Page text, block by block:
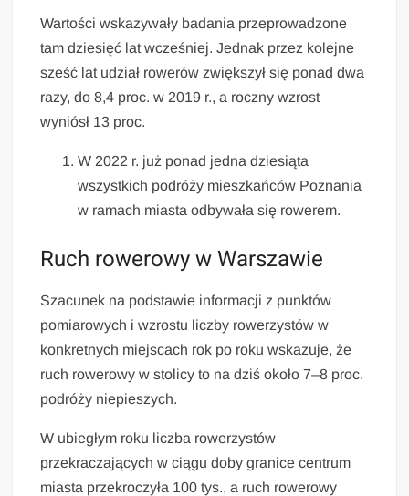
Wartości wskazywały badania przeprowadzone
tam dziesięć lat wcześniej. Jednak przez kolejne
sześć lat udział rowerów zwiększył się ponad dwa
razy, do 8,4 proc. w 2019 r., a roczny wzrost
wyniósł 13 proc.
W 2022 r. już ponad jedna dziesiąta
wszystkich podróży mieszkańców Poznania
w ramach miasta odbywała się rowerem.
Ruch rowerowy w Warszawie
Szacunek na podstawie informacji z punktów
pomiarowych i wzrostu liczby rowerzystów w
konkretnych miejscach rok po roku wskazuje, że
ruch rowerowy w stolicy to na dziś około 7–8 proc.
podróży niepieszych.
W ubiegłym roku liczba rowerzystów
przekraczających w ciągu doby granice centrum
miasta przekroczyła 100 tys., a ruch rowerowy